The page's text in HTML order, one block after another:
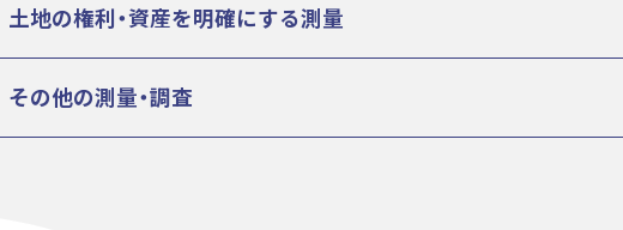
土地の権利・資産を明確にする測量
その他の測量・調査